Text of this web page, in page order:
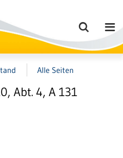
Alle Seiten
Abt. 4, A 131